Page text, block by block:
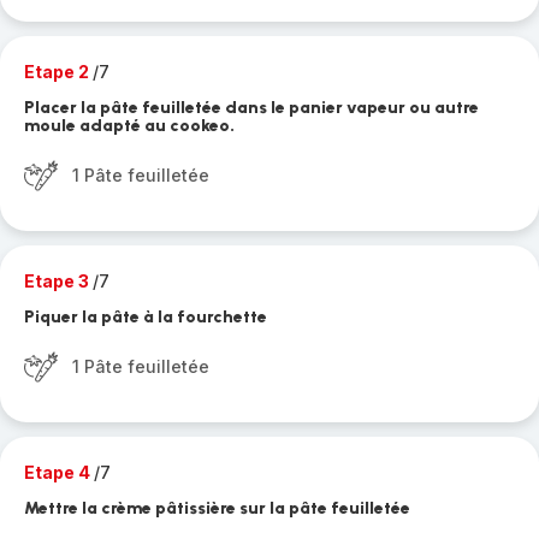
Etape 2 /7
Placer la pâte feuilletée dans le panier vapeur ou autre
moule adapté au cookeo.
1 Pâte feuilletée
Etape 3 /7
Piquer la pâte à la fourchette
1 Pâte feuilletée
Etape 4 /7
Mettre la crème pâtissière sur la pâte feuilletée